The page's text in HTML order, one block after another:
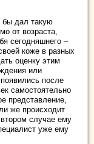
бы дал такую
от возраста,
сегодняшнего –
коже в разных
оценку этим
или
после
самостоятельно
представление,
же происходит
случае ему
уже ему